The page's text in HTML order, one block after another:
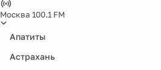
Москва 100.1 FM
Апатиты
Астрахань